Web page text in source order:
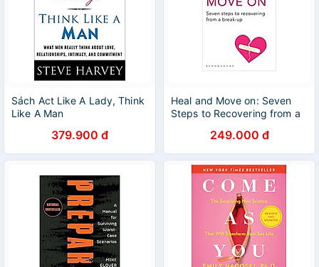
Sách Act Like A Lady, Think
Like A Man
379.900 đ
Heal and Move on: Seven
Steps to Recovering from a
(Andrew G. Marshall)
249.000 đ